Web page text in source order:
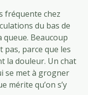
fréquente chez
du bas de
queue. Beaucoup
parce que les
la douleur. Un chat
se met à grogner
mérite qu’on s’y